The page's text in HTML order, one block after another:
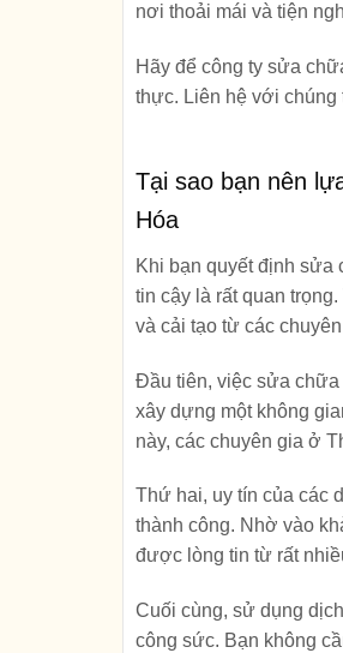
nơi thoải mái và tiện
Hãy để công ty sửa
thực. Liên hệ với chúng
Tại sao bạn nên
Hóa
Khi bạn quyết định sửa
tin cậy là rất quan
và cải tạo từ các
Đầu tiên, việc sửa chữa
xây dựng một không
này, các chuyên gia ở
Thứ hai, uy tín của các
thành công. Nhờ vào
được lòng tin từ rất
Cuối cùng, sử dụng
công sức. Bạn không